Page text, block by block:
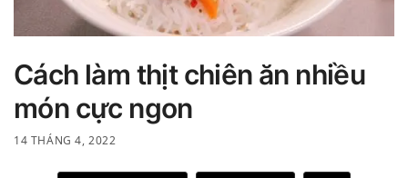
Cách làm thịt chiên ăn nhiều
món cực ngon
14 THÁNG 4, 2022